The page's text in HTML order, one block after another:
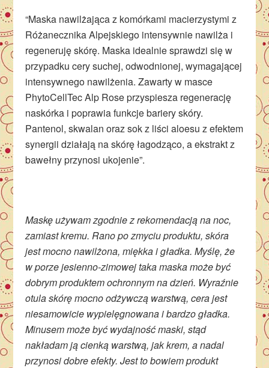
“Maska nawilżająca z komórkami macierzystymi z
Różanecznika Alpejskiego intensywnie nawilża i
regeneruję skórę. Maska idealnie sprawdzi się w
przypadku cery suchej, odwodnionej, wymagającej
intensywnego nawilżenia. Zawarty w masce
PhytoCellTec Alp Rose przyspiesza regenerację
naskórka i poprawia funkcje bariery skóry.
Pantenol, skwalan oraz sok z liści aloesu z efektem
synergii działają na skórę łagodząco, a ekstrakt z
bawełny przynosi ukojenie”.
Maskę używam zgodnie z rekomendacją na noc,
zamiast kremu. Rano po zmyciu produktu, skóra
jest mocno nawilżona, miękka i gładka. Myślę, że
w porze jesienno-zimowej taka maska może być
dobrym produktem ochronnym na dzień. Wyraźnie
otula skórę mocno odżywczą warstwą, cera jest
niesamowicie wypielęgnowana i bardzo gładka.
Minusem może być wydajność maski, stąd
nakładam ją cienką warstwą, jak krem, a nadal
przynosi dobre efekty. Jest to bowiem produkt